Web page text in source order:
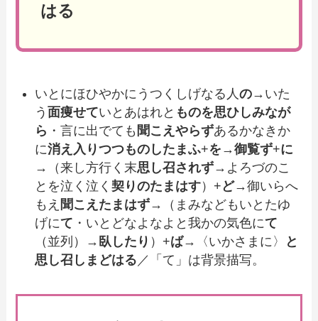
はる
いとにほひやかにうつくしげなる人の→いた
う面痩せていとあはれと ものを思ひしみなが
ら ・言に出でても 聞こえやらずあるかなきか
に消え入りつつものしたまふ+を →御覧ず+に
→（来し方行く末思し召されず→よろづのこ
とを泣く泣く契りのたまはす）+ ど→御いらへ
もえ 聞こえたまはず→（まみなどもいとたゆ
げにて ・いとどなよなよと我かの気色にて
（並列）→ 臥したり ）+ば→〈いかさまに〉
と
思し召しまどはる ／「て」は背景描写。